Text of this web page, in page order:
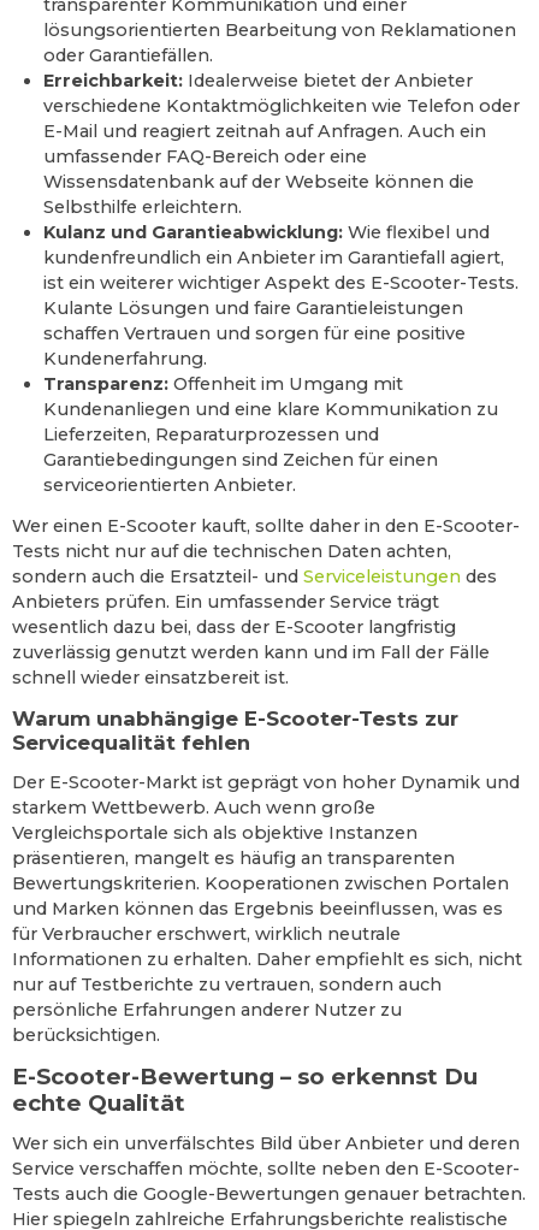
transparenter Kommunikation und einer
lösungsorientierten Bearbeitung von Reklamationen
oder Garantiefällen.
Erreichbarkeit:Idealerweise bietet der Anbieter
verschiedene Kontaktmöglichkeiten wie Telefon oder
E-Mail und reagiert zeitnah auf Anfragen. Auch ein
umfassender FAQ-Bereich oder eine
Wissensdatenbank auf der Webseite können die
Selbsthilfe erleichtern.
Kulanz und Garantieabwicklung:Wie flexibel und
kundenfreundlich ein Anbieter im Garantiefall agiert,
ist ein weiterer wichtiger Aspekt des E-Scooter-Tests.
Kulante Lösungen und faire Garantieleistungen
schaffen Vertrauen und sorgen für eine positive
Kundenerfahrung.
Transparenz:Offenheit im Umgang mit
Kundenanliegen und eine klare Kommunikation zu
Lieferzeiten, Reparaturprozessen und
Garantiebedingungen sind Zeichen für einen
serviceorientierten Anbieter.
Wer einen E-Scooter kauft, sollte daher in den E-Scooter-
Tests nicht nur auf die technischen Daten achten,
sondern auch die Ersatzteil- und Serviceleistungen des
Anbieters prüfen. Ein umfassender Service trägt
wesentlich dazu bei, dass der E-Scooter langfristig
zuverlässig genutzt werden kann und im Fall der Fälle
schnell wieder einsatzbereit ist.
Warum unabhängige E-Scooter-Tests zur
Servicequalität fehlen
Der E-Scooter-Markt ist geprägt von hoher Dynamik und
starkem Wettbewerb. Auch wenn große
Vergleichsportale sich als objektive Instanzen
präsentieren, mangelt es häufig an transparenten
Bewertungskriterien. Kooperationen zwischen Portalen
und Marken können das Ergebnis beeinflussen, was es
für Verbraucher erschwert, wirklich neutrale
Informationen zu erhalten. Daher empfiehlt es sich, nicht
nur auf Testberichte zu vertrauen, sondern auch
persönliche Erfahrungen anderer Nutzer zu
berücksichtigen.
E-Scooter-Bewertung – so erkennst Du
echte Qualität
Wer sich ein unverfälschtes Bild über Anbieter und deren
Service verschaffen möchte, sollte neben den E-Scooter-
Tests auch die Google-Bewertungen genauer betrachten.
Hier spiegeln zahlreiche Erfahrungsberichte realistische